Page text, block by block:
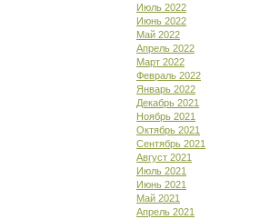
Июль 2022
Июнь 2022
Май 2022
Апрель 2022
Март 2022
Февраль 2022
Январь 2022
Декабрь 2021
Ноябрь 2021
Октябрь 2021
Сентябрь 2021
Август 2021
Июль 2021
Июнь 2021
Май 2021
Апрель 2021